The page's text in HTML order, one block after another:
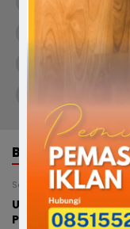
Gubernur Sulsel
BERITA TERKAIT
Sabtu, 8 Agustus 2026 -
URC Sat Reskrim
Papalimbad